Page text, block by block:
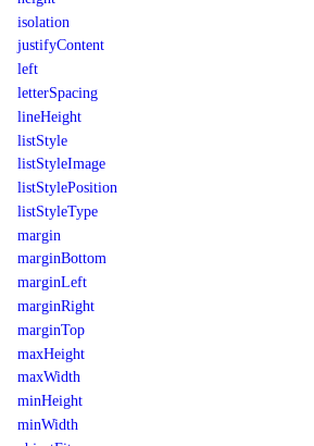
isolation
justifyContent
left
letterSpacing
lineHeight
listStyle
listStyleImage
listStylePosition
listStyleType
margin
marginBottom
marginLeft
marginRight
marginTop
maxHeight
maxWidth
minHeight
minWidth